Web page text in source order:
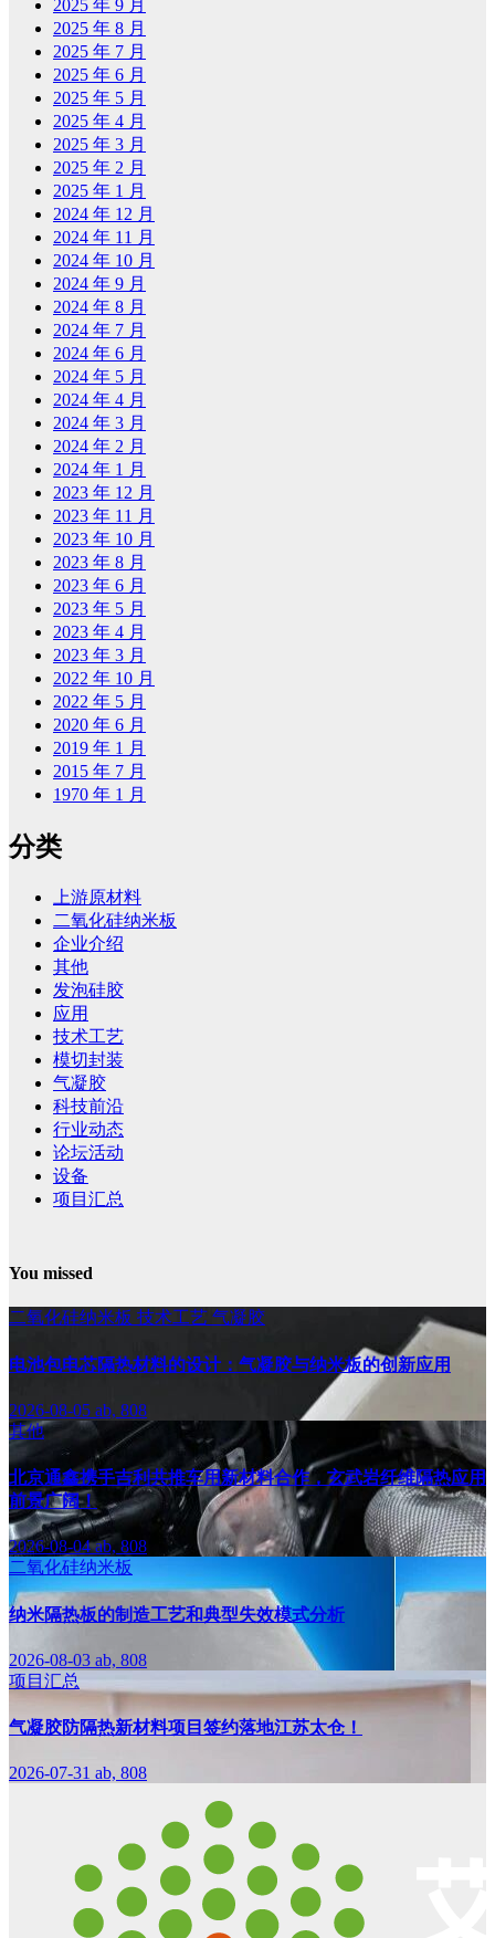
2025 年 9 月
2025 年 8 月
2025 年 7 月
2025 年 6 月
2025 年 5 月
2025 年 4 月
2025 年 3 月
2025 年 2 月
2025 年 1 月
2024 年 12 月
2024 年 11 月
2024 年 10 月
2024 年 9 月
2024 年 8 月
2024 年 7 月
2024 年 6 月
2024 年 5 月
2024 年 4 月
2024 年 3 月
2024 年 2 月
2024 年 1 月
2023 年 12 月
2023 年 11 月
2023 年 10 月
2023 年 8 月
2023 年 6 月
2023 年 5 月
2023 年 4 月
2023 年 3 月
2022 年 10 月
2022 年 5 月
2020 年 6 月
2019 年 1 月
2015 年 7 月
1970 年 1 月
分类
上游原材料
二氧化硅纳米板
企业介绍
其他
发泡硅胶
应用
技术工艺
模切封装
气凝胶
科技前沿
行业动态
论坛活动
设备
项目汇总
You missed
二氧化硅纳米板 技术工艺 气凝胶
电池包电芯隔热材料的设计：气凝胶与纳米板的创新应用
2026-08-05 ab, 808
其他
北京通鑫携手吉利共推车用新材料合作，玄武岩纤维隔热应用
前景广阔！
2026-08-04ab, 808
二氧化硅纳米板
纳米隔热板的制造工艺和典型失效模式分析
2026-08-03 ab, 808
项目汇总
气凝胶防隔热新材料项目签约落地江苏太仓！
2026-07-31 ab, 808